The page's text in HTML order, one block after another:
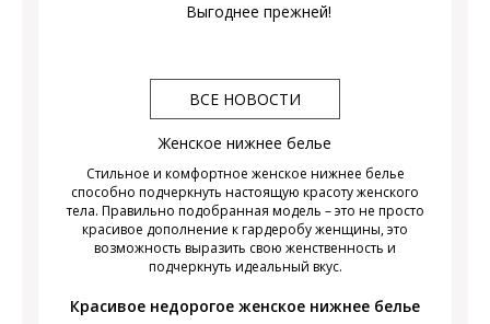
Выгоднее прежней!
ВСЕ НОВОСТИ
Женское нижнее белье
Стильное и комфортное женское нижнее белье
способно подчеркнуть настоящую красоту женского
тела. Правильно подобранная модель – это не просто
красивое дополнение к гардеробу женщины, это
возможность выразить свою женственность и
подчеркнуть идеальный вкус.
Красивое недорогое женское нижнее белье